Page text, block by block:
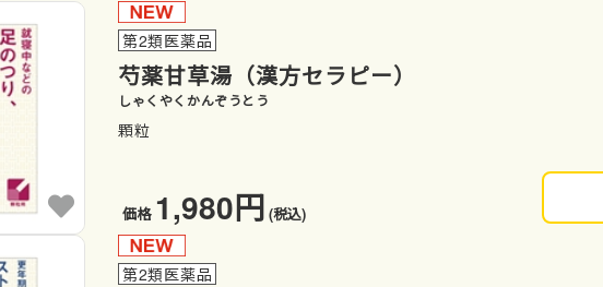
第2類医薬品
芍薬甘草湯（漢方セラピー）
しゃくやくかんぞうとう
顆粒
価格 1,980円 (税込)
第2類医薬品